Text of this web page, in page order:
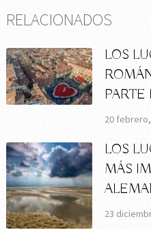
RELACIONADOS
LOS
PARTE I
20
LOS
MÁS
23